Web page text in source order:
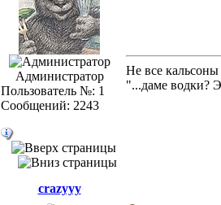
Администратор
Пользователь №: 1
Сообщений: 2243
Не все
"...даме водки?
crazyyy